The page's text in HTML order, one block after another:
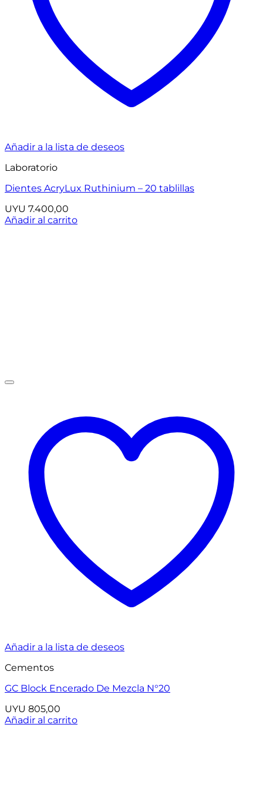
Añadir a la lista de deseos
Laboratorio
Dientes AcryLux Ruthinium – 20 tablillas
UYU 7.400,00
Añadir al carrito
Añadir a la lista de deseos
Cementos
GC Block Encerado De Mezcla N°20
UYU 805,00
Añadir al carrito